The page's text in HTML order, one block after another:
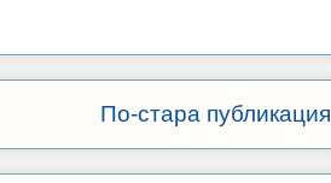
По-стара публикация